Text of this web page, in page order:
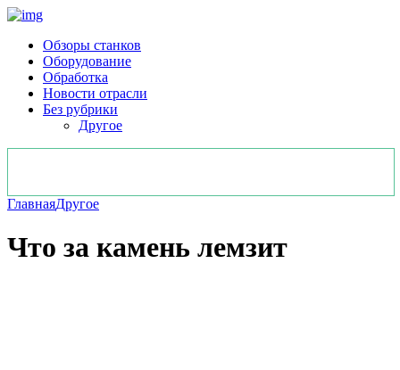
Обзоры станков
Оборудование
Обработка
Новости отрасли
Без рубрики
Другое
ГлавнаяДругое
Что за камень лемзит